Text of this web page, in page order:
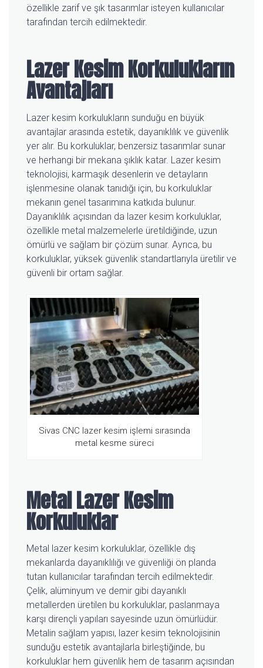
özellikle zarif ve şık tasarımlar isteyen kullanıcılar
tarafından tercih edilmektedir.
Lazer Kesim Korkulukların
Avantajları
Lazer kesim korkulukların sunduğu en büyük
avantajlar arasında estetik, dayanıklılık ve güvenlik
yer alır. Bu korkuluklar, benzersiz tasarımlar sunar
ve herhangi bir mekana şıklık katar. Lazer kesim
teknolojisi, karmaşık desenlerin ve detayların
işlenmesine olanak tanıdığı için, bu korkuluklar
mekanın genel tasarımına katkıda bulunur.
Dayanıklılık açısından da lazer kesim korkuluklar,
özellikle metal malzemelerle üretildiğinde, uzun
ömürlü ve sağlam bir çözüm sunar. Ayrıca, bu
korkuluklar, yüksek güvenlik standartlarıyla üretilir ve
güvenli bir ortam sağlar.
Sivas CNC lazer kesim işlemi sırasında
metal kesme süreci
Metal Lazer Kesim
Korkuluklar
Metal lazer kesim korkuluklar, özellikle dış
mekanlarda dayanıklılığı ve güvenliği ön planda
tutan kullanıcılar tarafından tercih edilmektedir.
Çelik, alüminyum ve demir gibi dayanıklı
metallerden üretilen bu korkuluklar, paslanmaya
karşı dirençli yapıları sayesinde uzun ömürlüdür.
Metalin sağlam yapısı, lazer kesim teknolojisinin
sunduğu estetik avantajlarla birleştiğinde, bu
korkuluklar hem güvenlik hem de tasarım açısından